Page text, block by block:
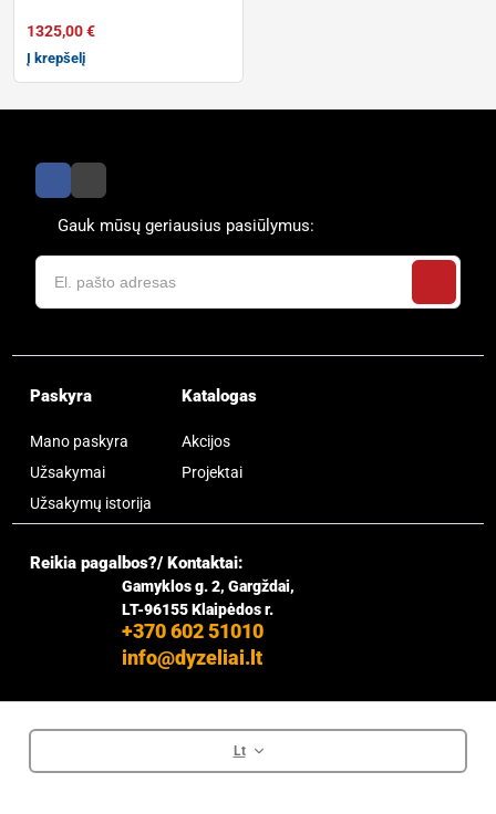
1325,00€
Į krepšelį
Gauk mūsų geriausius pasiūlymus:
Paskyra
Mano paskyra
Užsakymai
Užsakymų istorija
Katalogas
Akcijos
Projektai
Reikia pagalbos?/ Kontaktai:
Gamyklos g. 2, Gargždai,
LT-96155 Klaipėdos r.
+370 602 51010
info@dyzeliai.lt
Lt